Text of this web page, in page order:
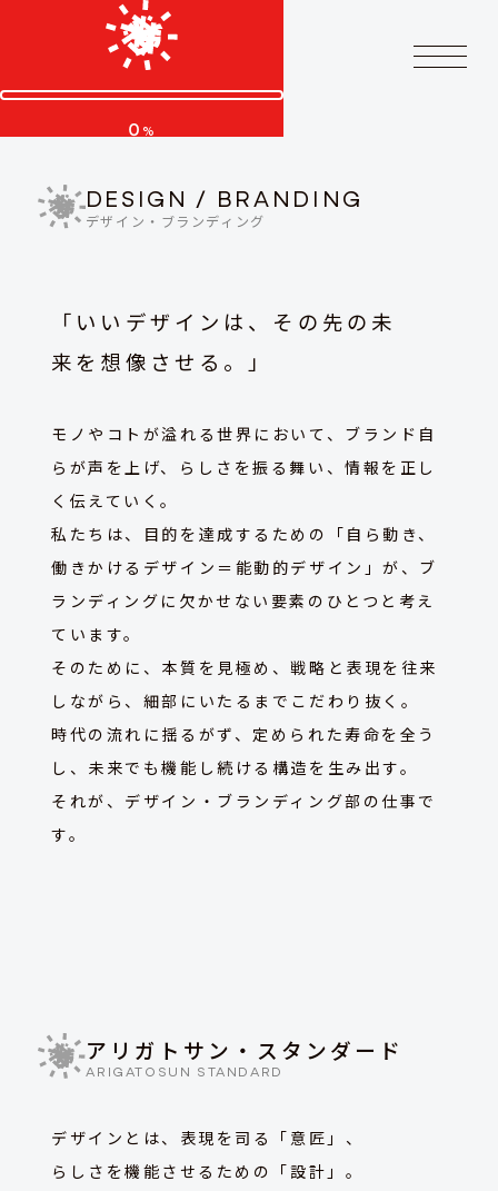
0 %
DESIGN / BRANDING
デザイン・ブランディング
「いいデザインは、その先の未
来を想像させる。」
モノやコトが溢れる世界において、ブランド自
らが声を上げ、 らしさを振る舞い、情報を正し
く伝えていく。
私たちは、目的を達成するための「自ら動き、
働きかけるデザイン＝能動的デザイン」が、 ブ
ランディングに欠かせない要素のひとつと考え
ています。
そのために、本質を見極め、戦略と表現を往来
しながら、細部にいたるまでこだわり抜く。
時代の流れに揺るがず、定められた寿命を全う
し、未来でも機能し続ける構造を生み出す。
それが、デザイン・ブランディング部の仕事で
す。
アリガトサン・スタンダード
ARIGATOSUN STANDARD
デザインとは、表現を司る「意匠」、
らしさを機能させるための「設計」。